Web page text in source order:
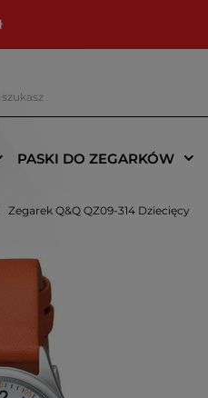
PASKI DO ZEGARKÓW
Zegarek Q&Q QZ09-314 Dziecięcy